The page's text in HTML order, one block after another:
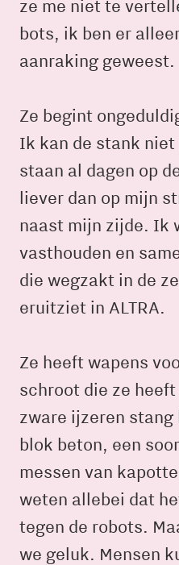
ze me niet te
bots, ik ben er
aanraking geweest.
Ze begint
Ik kan de stank
staan al dagen op
liever dan op mijn
naast mijn zijde. Ik
vasthouden en
die wegzakt in de
eruitziet in ALTRA.
Ze heeft wapens
schroot die ze
zware ijzeren stang
blok beton, een
messen van
weten allebei dat
tegen de robots.
we geluk. Mensen